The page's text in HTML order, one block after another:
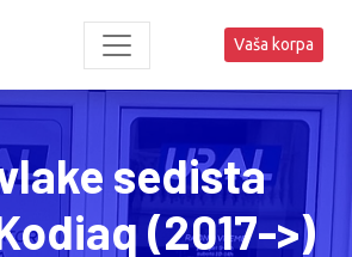
Vaša korpa
sedista
(2017->)